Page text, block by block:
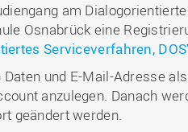
am
Osnabrück eine
Serviceverfahren,
und E-Mail-Adresse
anzulegen. Danach
geändert werden.